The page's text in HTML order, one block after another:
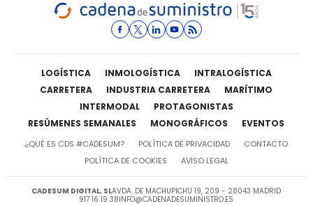
LOGÍSTICA INMOLOGÍSTICA
INTRALOGÍSTICA
CARRETERA
INDUSTRIA CARRETERA
MARÍTIMO
INTERMODAL
PROTAGONISTAS
RESÚMENES SEMANALES
MONOGRÁFICOS EVENTOS
¿QUÉ ES CDS #CADESUM? POLÍTICA DE PRIVACIDAD
CONTACTO
POLÍTICA DE COOKIES
AVISO LEGAL
CADESUM DIGITAL, SLAVDA. DE MACHUPICHU 19, 209 - 28043 MADRID
917 16 19 38INFO@CADENADESUMINISTRO.ES